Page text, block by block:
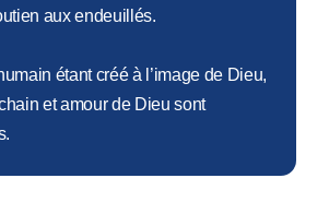
aux endeuillés.
étant créé à l’image de Dieu,
et amour de Dieu sont